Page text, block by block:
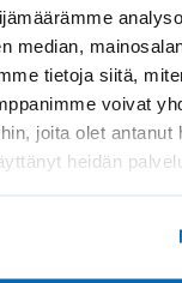
median,
tietoja siitä,
voivat
joita olet antanut
heidän
valvonnan yksikkö
avi.fi
0295 016 000